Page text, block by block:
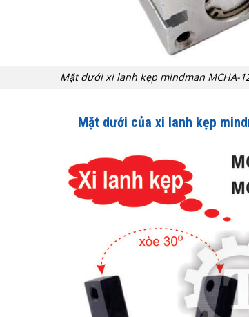
Mặt dưới xi lanh kẹp mindman MCHA-
Mặt dưới của xi lanh kẹp